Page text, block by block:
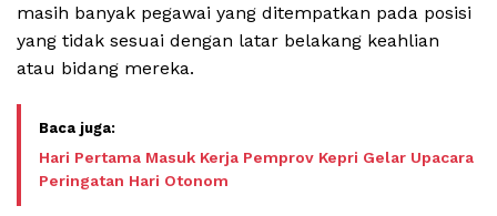
masih banyak pegawai yang ditempatkan pada posisi
yang tidak sesuai dengan latar belakang keahlian
atau bidang mereka.
Hari Pertama Masuk Kerja Pemprov Kepri Gelar Upacara
Peringatan Hari Otonom